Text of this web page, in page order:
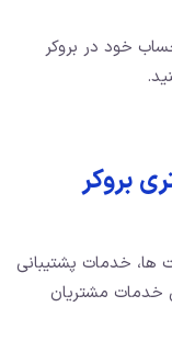
خود در بروکر
بروکر
خدمات پشتیبانی
خدمات مشتریان